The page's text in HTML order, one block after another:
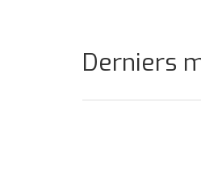
Derniers